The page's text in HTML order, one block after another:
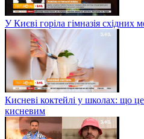
У Києві горіла гімназія східних
Кисневі коктейлі у школах: що
кисневим